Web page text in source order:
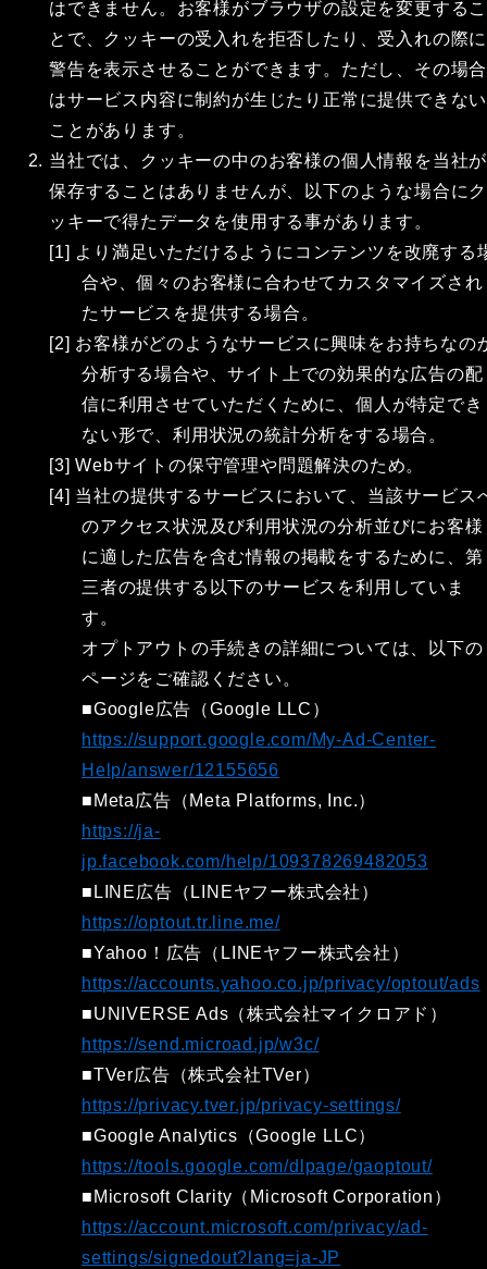
はできません。お客様がブラウザの設定を変更するこ
とで、クッキーの受入れを拒否したり、受入れの際に
警告を表示させることができます。ただし、その場合
はサービス内容に制約が生じたり正常に提供できない
ことがあります。
当社では、クッキーの中のお客様の個人情報を当社が
保存することはありませんが、以下のような場合にク
ッキーで得たデータを使用する事があります。
[1] より満足いただけるようにコンテンツを改廃する
合や、個々のお客様に合わせてカスタマイズされ
たサービスを提供する場合。
[2] お客様がどのようなサービスに興味をお持ちなの
分析する場合や、サイト上での効果的な広告の配
信に利用させていただくために、個人が特定でき
ない形で、利用状況の統計分析をする場合。
[3] Webサイトの保守管理や問題解決のため。
[4] 当社の提供するサービスにおいて、当該サービス
のアクセス状況及び利用状況の分析並びにお客様
に適した広告を含む情報の掲載をするために、第
三者の提供する以下のサービスを利用していま
す。
オプトアウトの手続きの詳細については、以下の
ページをご確認ください。
■Google広告（Google LLC）
https://support.google.com/My-Ad-Center-
Help/answer/12155656
■Meta広告（Meta Platforms, Inc.）
https://ja-
jp.facebook.com/help/109378269482053
■LINE広告（LINEヤフー株式会社）
https://optout.tr.line.me/
■Yahoo！広告（LINEヤフー株式会社）
https://accounts.yahoo.co.jp/privacy/optout/ads
■UNIVERSE Ads（株式会社マイクロアド）
https://send.microad.jp/w3c/
■TVer広告（株式会社TVer）
https://privacy.tver.jp/privacy-settings/
■Google Analytics（Google LLC）
https://tools.google.com/dlpage/gaoptout/
■Microsoft Clarity（Microsoft Corporation）
https://account.microsoft.com/privacy/ad-
settings/signedout?lang=ja-JP